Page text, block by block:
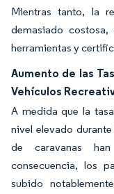
Mientras tanto, la
demasiado
herramientas y
Aumento de las
Vehículos
A medida que la
nivel elevado
de caravanas
consecuencia, los
subido